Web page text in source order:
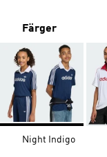
Färger
Night Indigo